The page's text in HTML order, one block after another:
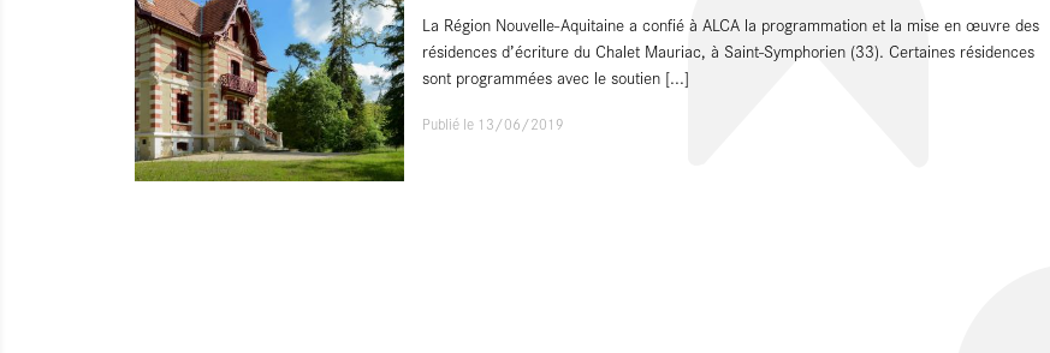
La Région Nouvelle-Aquitaine a confié à ALCA la programmation et la mise en œuvre des
résidences d’écriture du Chalet Mauriac, à Saint-Symphorien (33). Certaines résidences
sont programmées avec le soutien [...]
Publié le 13/06/2019